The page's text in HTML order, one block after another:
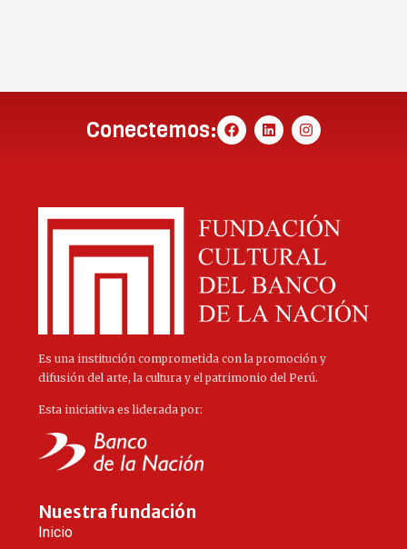
Conectemos:
Es una institución comprometida con la promoción y
difusión del arte, la cultura y el patrimonio del Perú.
Esta iniciativa es liderada por:
Nuestra fundación
Inicio